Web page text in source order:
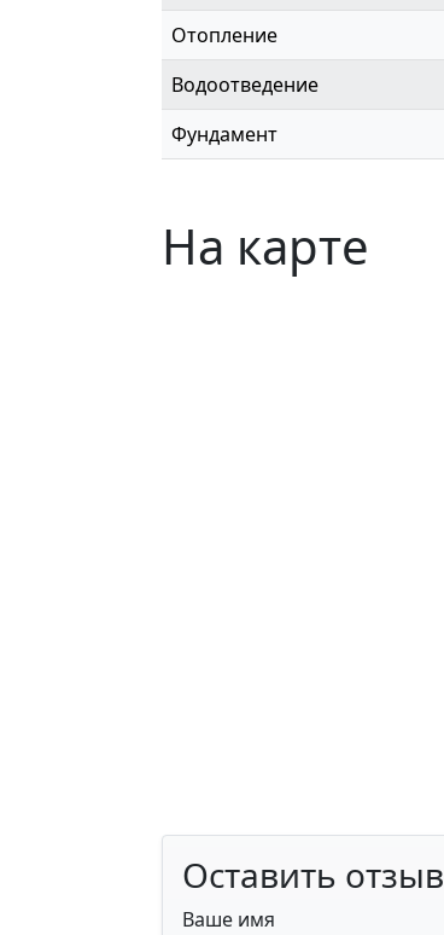
Отопление
Водоотведение
Фундамент
На карте
Оставить отзыв
Ваше имя